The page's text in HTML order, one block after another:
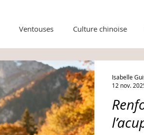
Ventouses Culture chinoise
Isabelle
12 nov.